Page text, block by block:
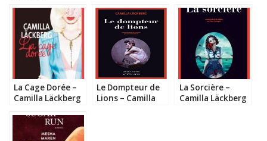
La Cage Dorée –
Camilla Läckberg
Le Dompteur de
Lions – Camilla
La Sorcière –
Camilla Läckberg